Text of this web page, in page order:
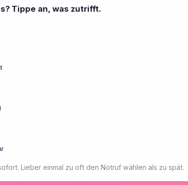
Tippe an, was zutrifft.
Lieber einmal zu oft den Notruf wählen als zu spät.